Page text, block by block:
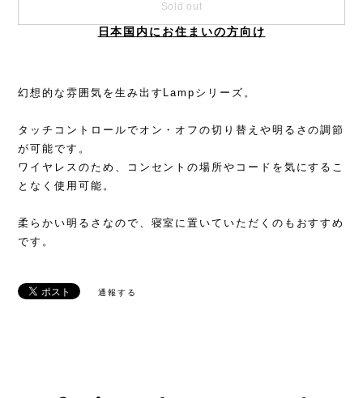
Sold out
日本国内にお住まいの方向け
幻想的な雰囲気を生み出すLampシリーズ。
タッチコントロールでオン・オフの切り替えや明るさの調節
が可能です。
ワイヤレスのため、コンセントの場所やコードを気にするこ
となく使用可能。
柔らかい明るさなので、寝室に置いていただくのもおすすめ
です。
通報する